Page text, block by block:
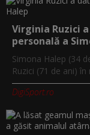
Virginia Ruzici
personală a
Simona Halep (34
Ruzici (71 de ani)
DigiSport.ro